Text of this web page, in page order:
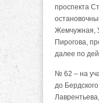
проспекта
Жемчужная,
Пирогова,
далее по
№ 62 – на
до